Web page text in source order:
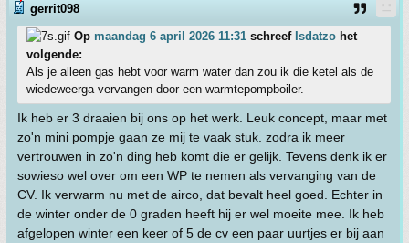
gerrit098
Op maandag 6 april 2026 11:31 schreef Isdatzo het
volgende:
Als je alleen gas hebt voor warm water dan zou ik die ketel als de
wiedeweerga vervangen door een warmtepompboiler.
Ik heb er 3 draaien bij ons op het werk. Leuk concept, maar met
zo'n mini pompje gaan ze mij te vaak stuk. zodra ik meer
vertrouwen in zo'n ding heb komt die er gelijk. Tevens denk ik er
sowieso wel over om een WP te nemen als vervanging van de
CV. Ik verwarm nu met de airco, dat bevalt heel goed. Echter in
de winter onder de 0 graden heeft hij er wel moeite mee. Ik heb
afgelopen winter een keer of 5 de cv een paar uurtjes er bij aan